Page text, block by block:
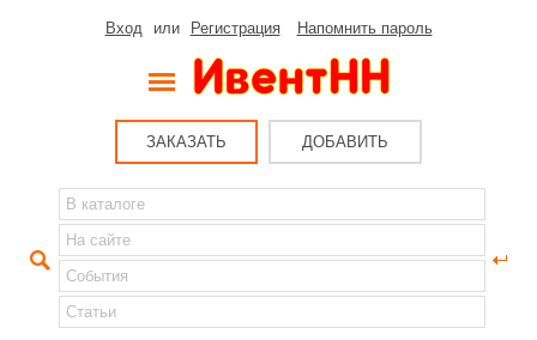
Вход или Регистрация Напомнить пароль
ЗАКАЗАТЬ ДОБАВИТЬ